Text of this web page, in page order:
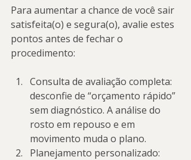
Para aumentar a chance de você sair
satisfeita(o) e segura(o), avalie estes
pontos antes de fechar o
procedimento:
Consulta de avaliação completa:
desconfie de “orçamento rápido”
sem diagnóstico. A análise do
rosto em repouso e em
movimento muda o plano.
Planejamento personalizado: